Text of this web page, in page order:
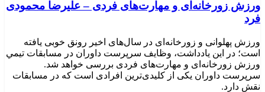
ورزش زورخانه‌ای و مهارت‌های فردی – علیرضا محمودی
فرد
ورزش پهلوانی و زورخانه‌ای در سال‌های اخیر رونق خوبی یافته
است؛ در این یادداشت، وظایف سرپرست داوران در مسابقات تیمي
ورزش زورخانه‌ای و مهارت‌های فردی بررسی خواهد شد.
سرپرست داوران یکی از کلیدی‌ترین افرادی است که در مسابقات
نقش دارد.